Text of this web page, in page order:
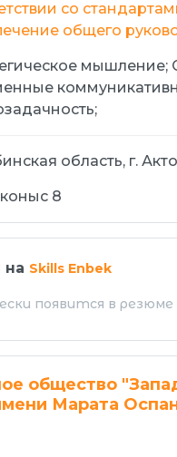
со
общего
мышление;
область, г.
8
на Skills Enbek
появится в резюме
общество
Марата